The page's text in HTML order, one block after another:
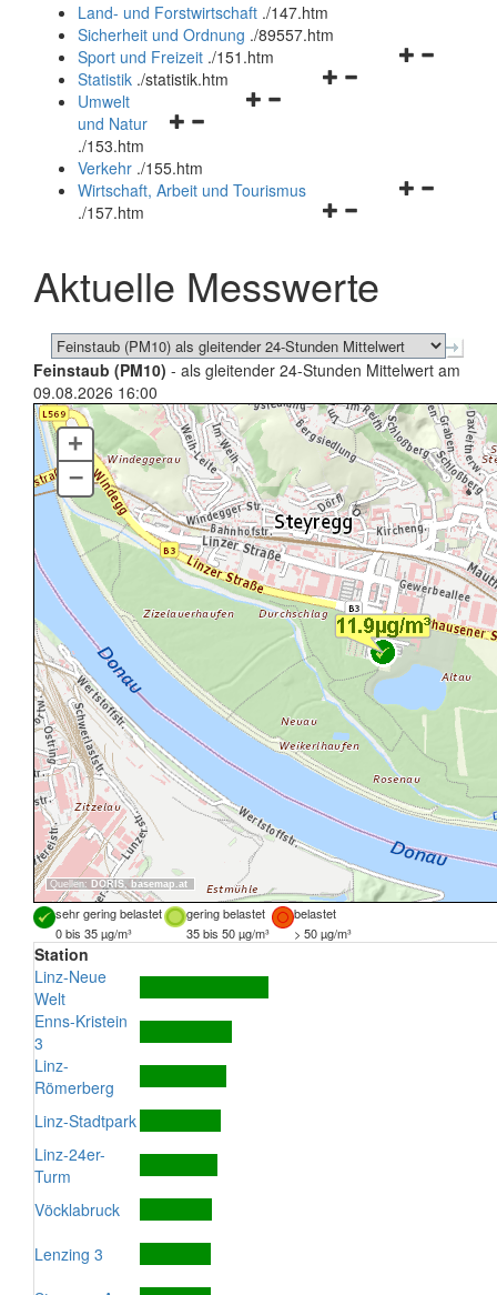
und
schließen
Land- und Forstwirtschaft ./147.htm
Sicherheit und Ordnung ./89557.htm
Navigationsmenü
Sport und Freizeit ./151.htm
Navigationsmenü
Statistik ./statistik.htm
Navigationsmenü
und
schließen
Umwelt
und Natur
./153.htm
Verkehr ./155.htm
Navigationsmenü
schließen
Wirtschaft, Arbeit und Tourismus
./157.htm
Aktuelle Messwerte
Feinstaub (PM10) - als gleitender 24-Stunden Mittelwert am
09.08.2026 16:00
Quellen: DORIS, basemap.at
+
–
sehr gering belastet gering belastet
belastet
0 bis 35 µg/m³
35 bis 50 µg/m³ > 50 µg/m³
Station
Linz-Neue
Welt
Enns-Kristein
3
Linz-
Römerberg
Linz-Stadtpark
Linz-24er-
Turm
Vöcklabruck
Lenzing 3